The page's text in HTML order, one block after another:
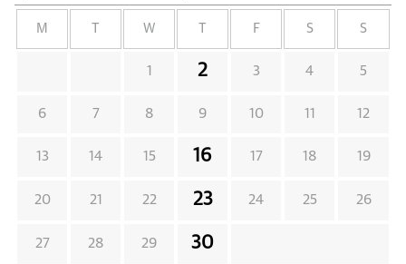
M W F S S
1 2 3 4 5
6 7 8 9 10 11 12
13 14 15 16 17 18 19
20 21 22 23 24 25 26
27 28 29 30